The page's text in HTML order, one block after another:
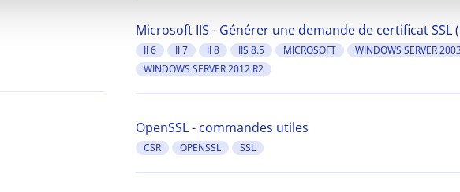
Microsoft IIS - Générer une demande de certificat SSL
II 6 II 7 II 8 IIS 8.5 MICROSOFT WINDOWS SERVER
WINDOWS SERVER 2012 R2
OpenSSL - commandes utiles
CSR OPENSSL SSL